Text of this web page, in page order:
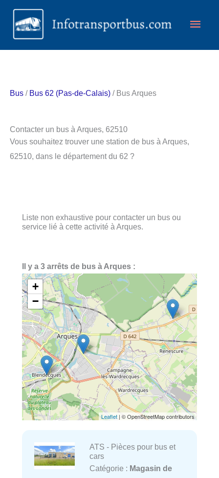
Aller
contenu
Bus / Bus 62 (Pas-de-Calais) / Bus Arques
Contacter un bus à Arques, 62510
Vous souhaitez trouver une station de bus à Arques,
62510, dans le département du 62 ?
Liste non exhaustive pour contacter un bus ou
service lié à cette activité à Arques.
Il y a 3 arrêts de bus à Arques :
+
−
Leaflet | © OpenStreetMap contributors
ATS - Pièces pour bus et
cars
Catégorie : Magasin de